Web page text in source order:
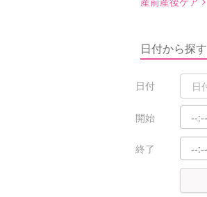
日付から探す
日付
開始
終了